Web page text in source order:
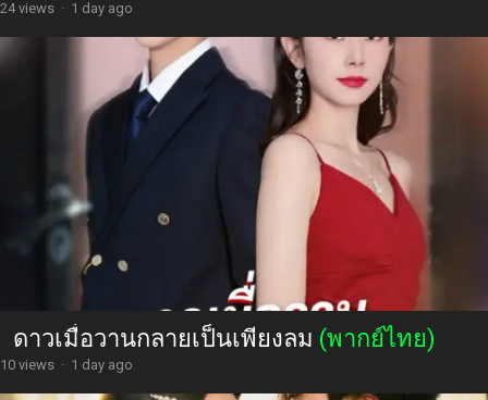
24 views · 1 day ago
ดาวเมื่อวานกลายเป็นเพียงลม (พากย์ไทย)
10 views · 1 day ago